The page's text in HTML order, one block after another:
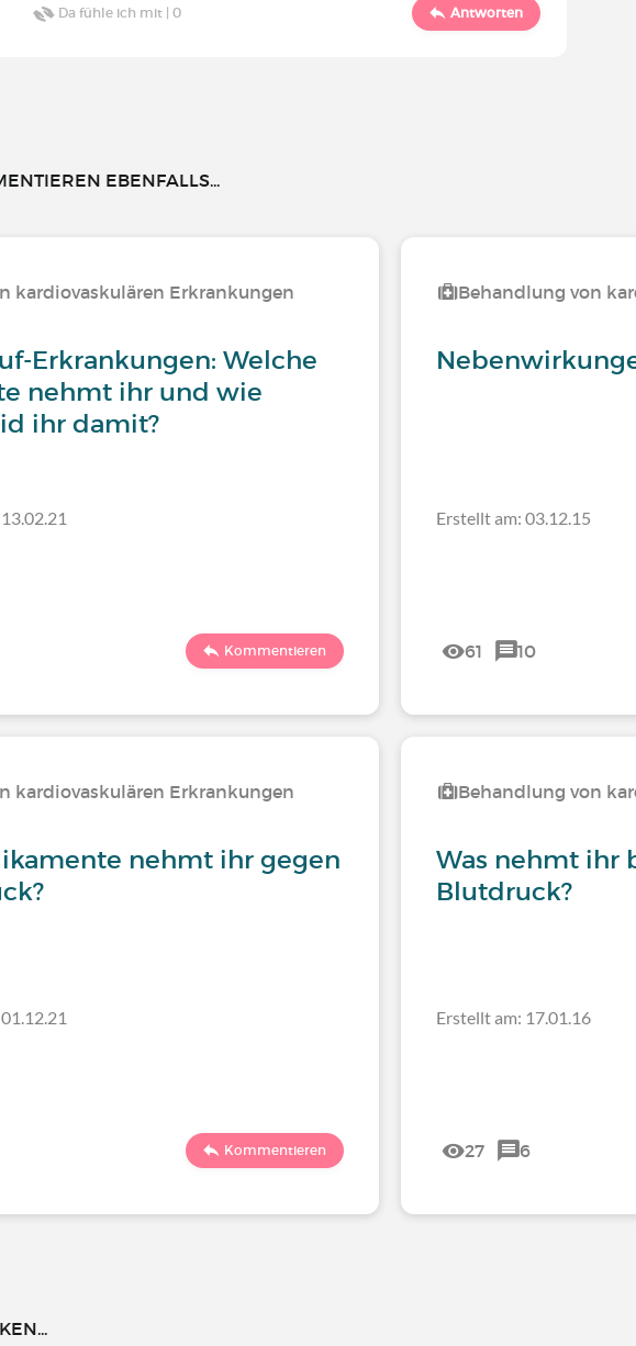
Da fühle ich mit |0 Antworten
EBENFALLS...
kardiovaskulären Erkrankungen
Erkrankungen: Welche
nehmt ihr und wie
ihr damit?
Kommentieren
kardiovaskulären Erkrankungen
nehmt ihr gegen
Kommentieren
Behandlung von
Erstellt am: 03.12.15
61 10
Behandlung von
Was nehmt ihr
Blutdruck?
Erstellt am: 17.01.16
27 6